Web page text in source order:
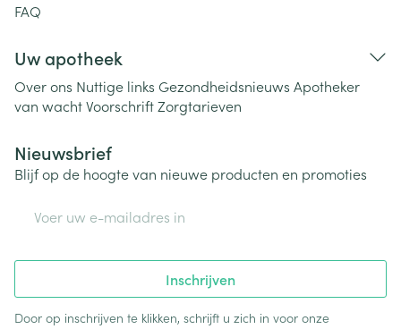
FAQ
Uw apotheek
Over ons Nuttige links Gezondheidsnieuws Apotheker
van wachtVoorschriftZorgtarieven
Nieuwsbrief
Blijf op de hoogte van nieuwe producten en promoties
Inschrijven
Door op inschrijven te klikken, schrijft u zich in voor onze